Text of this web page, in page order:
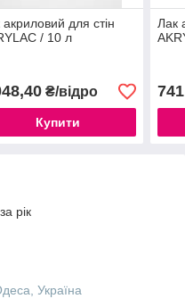
для стін
/ 10 л
₴/відро
Купити
Лак
рік
Україна